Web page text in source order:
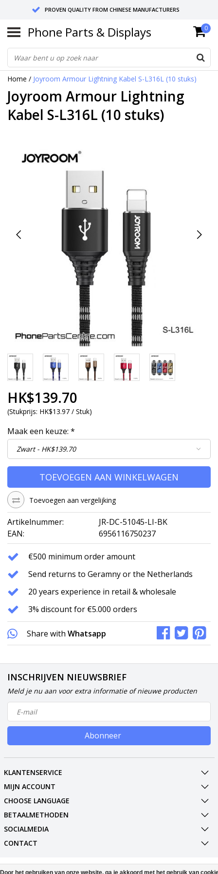
PROVEN QUALITY FROM CHINESE MANUFACTURERS
SEND RETURNS TO GERMANY OR NETHERLANDS
10 DAY SHIPPING
Phone Parts & Displays 0
Home / Joyroom Armour Lightning Kabel S-L316L (10 stuks)
Joyroom Armour Lightning
Kabel S-L316L (10 stuks)
HK$139.70
(Stukprijs: HK$13.97 / Stuk)
Maak een keuze: *
TOEVOEGEN AAN WINKELWAGEN
Toevoegen aan vergelijking
Artikelnummer:
JR-DC-51045-LI-BK
EAN:
6956116750237
€500 minimum order amount
Send returns to Geramny or the Netherlands
20 years experience in retail & wholesale
3% discount for €5.000 orders
Share with Whatsapp
INSCHRIJVEN NIEUWSBRIEF
Meld je nu aan voor extra informatie of nieuwe producten
Abonneer
KLANTENSERVICE
MIJN ACCOUNT
CHOOSE LANGUAGE
BETAALMETHODEN
SOCIALMEDIA
CONTACT
© Copyright 2026 Phone Parts & Displays
Door het gebruiken van onze website, ga je akkoord met het gebruik van